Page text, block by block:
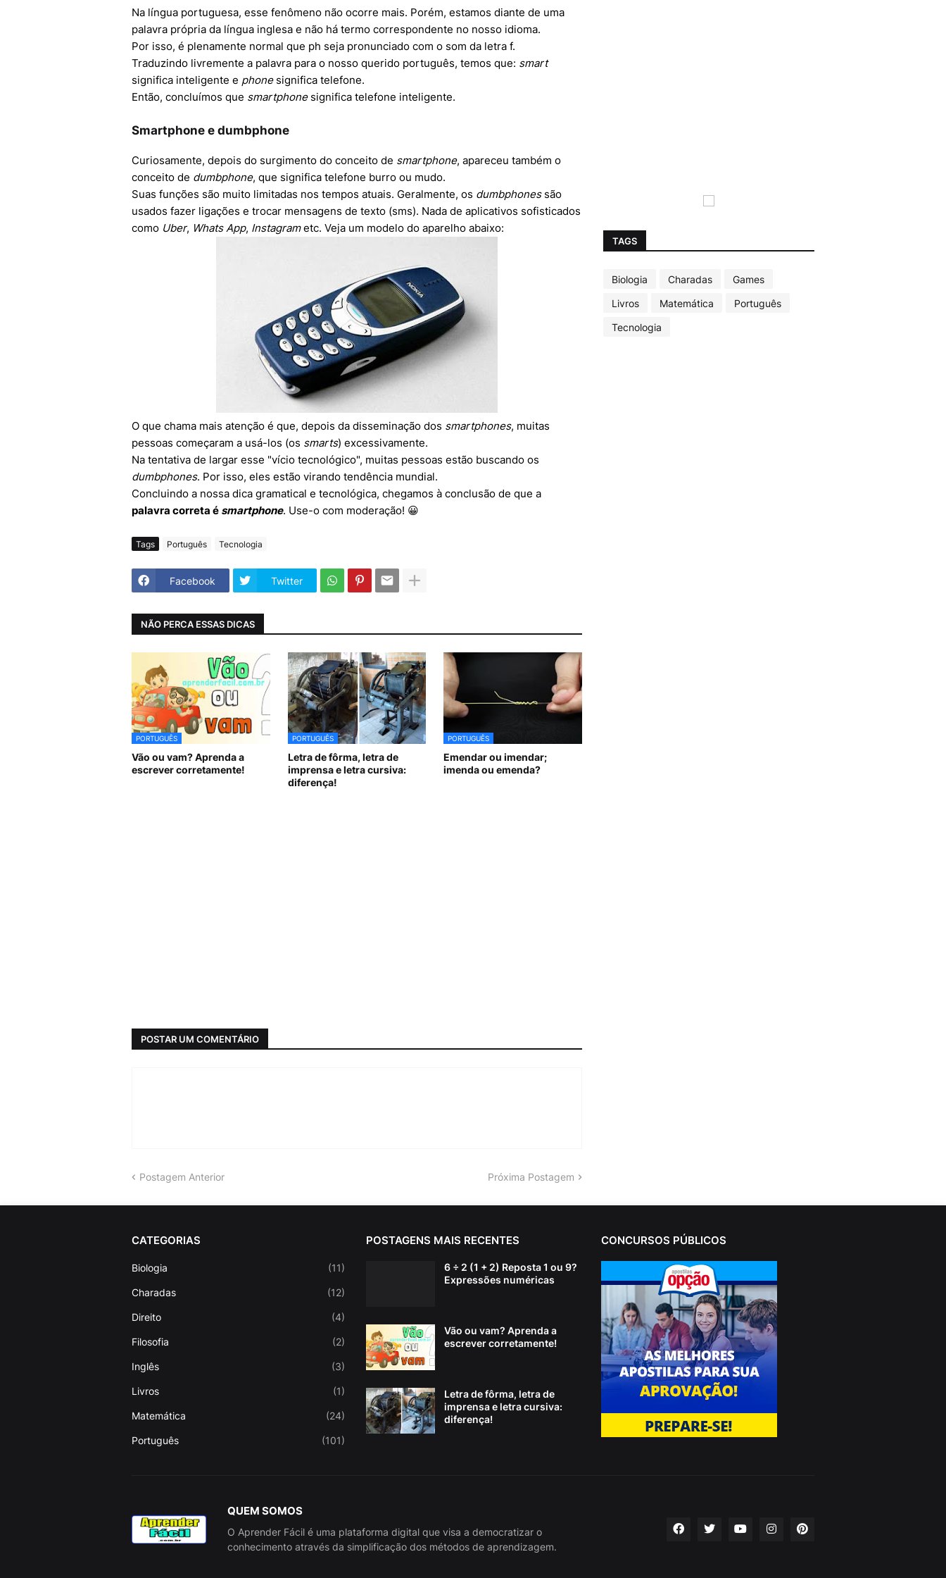
Na língua portuguesa, esse fenômeno não ocorre mais. Porém, estamos diante de uma
palavra própria da língua inglesa e não há termo correspondente no nosso idioma.
Por isso, é plenamente normal que ph seja pronunciado com o som da letra f.
Traduzindo livremente a palavra para o nosso querido português, temos que: smart
significa inteligente e phonesignifica telefone.
Então, concluímos que smartphonesignifica telefone inteligente.
Smartphone e dumbphone
Curiosamente, depois do surgimento do conceito de smartphone, apareceu também o
conceito de dumbphone, que significa telefone burro ou mudo.
Suas funções são muito limitadas nos tempos atuais. Geralmente, os dumbphonessão
usados fazer ligações e trocar mensagens de texto (sms). Nada de aplicativos sofisticados
como Uber, Whats App, Instagrametc. Veja um modelo do aparelho abaixo:
O que chama mais atenção é que, depois da disseminação dos smartphones, muitas
pessoas começaram a usá-los (os smarts) excessivamente.
Na tentativa de largar esse "vício tecnológico", muitas pessoas estão buscando os
dumbphones. Por isso, eles estão virando tendência mundial.
Concluindo a nossa dica gramatical e tecnológica, chegamos à conclusão de que a
palavra correta é smartphone. Use-o com moderação! 😀
Tags Português Tecnologia
Facebook Twitter
NÃO PERCA ESSAS DICAS
PORTUGUÊS
Vão ou vam? Aprenda a
escrever corretamente!
PORTUGUÊS
Letra de fôrma, letra de
imprensa e letra cursiva:
diferença!
PORTUGUÊS
Emendar ou imendar;
imenda ou emenda?
POSTAR UM COMENTÁRIO
Postagem Anterior Próxima Postagem
TAGS
Biologia Charadas
Games
Livros
Matemática
Português
Tecnologia
CATEGORIAS
Biologia (11)
Charadas (12)
Direito (4)
Filosofia (2)
Inglês (3)
Livros (1)
Matemática (24)
Português (101)
POSTAGENS MAIS RECENTES
6 ÷ 2 (1 + 2) Reposta 1 ou 9?
Expressões numéricas
Vão ou vam? Aprenda a
escrever corretamente!
Letra de fôrma, letra de
imprensa e letra cursiva:
diferença!
CONCURSOS PÚBLICOS
QUEM SOMOS
O Aprender Fácil é uma plataforma digital que visa a democratizar o
conhecimento através da simplificação dos métodos de aprendizagem.